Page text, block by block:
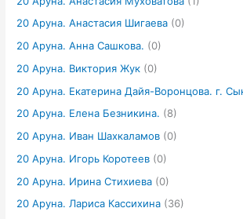
20 Аруна. Анастасия Шигаева (0)
20 Аруна. Анна Сашкова. (0)
20 Аруна. Виктория Жук (0)
20 Аруна. Екатерина Дайя-Воронцова. г.
20 Аруна. Елена Безникина. (8)
20 Аруна. Иван Шахкаламов (0)
20 Аруна. Игорь Коротеев (0)
20 Аруна. Ирина Стихиева (0)
20 Аруна. Лариса Кассихина (36)